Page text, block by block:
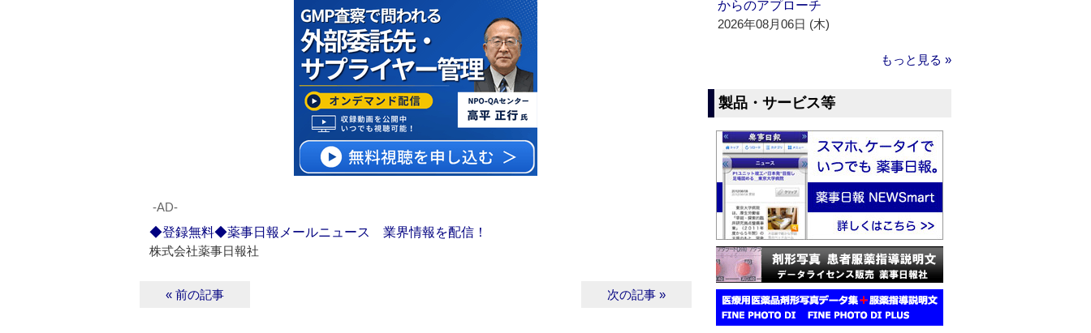
‐AD‐
◆登録無料◆薬事日報メールニュース 業界情報を配信！
株式会社薬事日報社
« 前の記事 次の記事 »
からのアプローチ
2026年08月06日 (木)
もっと見る »
製品・サービス等